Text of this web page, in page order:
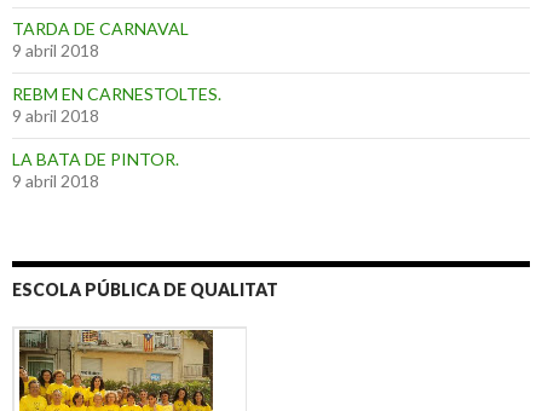
TARDA DE CARNAVAL
9 abril 2018
REBM EN CARNESTOLTES.
9 abril 2018
LA BATA DE PINTOR.
9 abril 2018
ESCOLA PÚBLICA DE QUALITAT